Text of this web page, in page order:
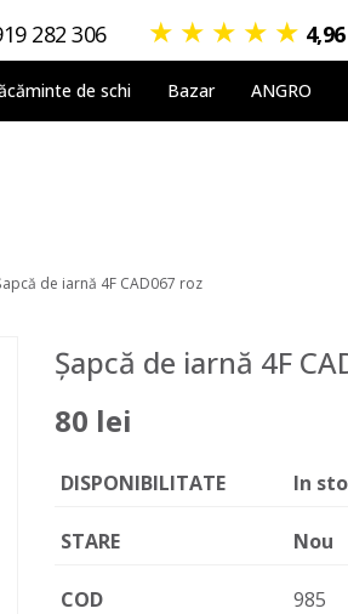
282 306 ★ ★ ★ ★ ★ 4,96
de schi Bazar ANGRO
de iarnă 4F CAD067 roz
Șapcă de iarnă 4F
80 lei
DISPONIBILITATE In
STARE Nou
COD 985